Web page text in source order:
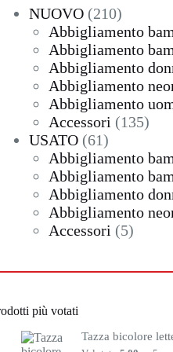
NUOVO 210210
prodotti
Abbigliamento
Abbigliamento
Abbigliamento
Abbigliamento
Abbigliamento
Accessori 135135
USATO 6161
prodotti
Abbigliamento
Abbigliamento
Abbigliamento
Abbigliamento
Accessori 55
più votati
Tazza bicolore